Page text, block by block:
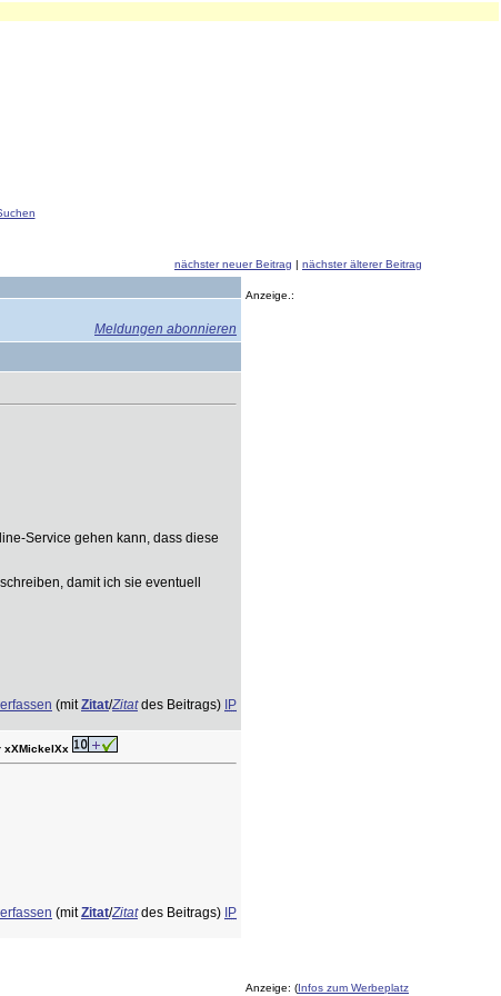
nächster neuer Beitrag | nächster älterer Beitrag
Meldungen abonnieren
Service gehen kann, dass diese
damit ich sie eventuell
(mitZitat/Zitatdes Beitrags) IP
xXMickelXx
(mitZitat/Zitatdes Beitrags) IP
Anzeige.:
Anzeige: (Infos zum Werbeplatz